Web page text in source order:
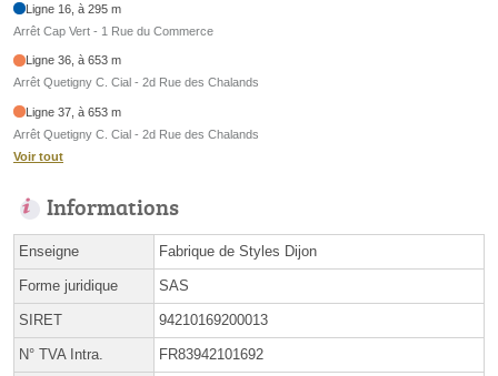
Ligne 16, à 295 m
Arrêt Cap Vert - 1 Rue du Commerce
Ligne 36, à 653 m
Arrêt Quetigny C. Cial - 2d Rue des Chalands
Ligne 37, à 653 m
Arrêt Quetigny C. Cial - 2d Rue des Chalands
Voir tout
Informations
Enseigne Fabrique de Styles Dijon
Forme juridique SAS
SIRET 94210169200013
N° TVA Intra. FR83942101692